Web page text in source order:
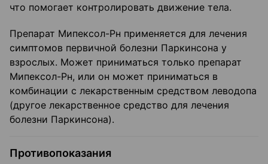
что помогает контролировать движение тела.
Препарат Мипексол-Рн применяется для лечения
симптомов первичной болезни Паркинсона у
взрослых. Может приниматься только препарат
Мипексол-Рн, или он может приниматься в
комбинации с лекарственным средством леводопа
(другое лекарственное средство для лечения
болезни Паркинсона).
Противопоказания